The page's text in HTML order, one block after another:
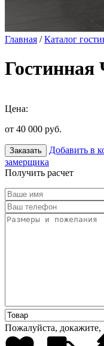
Главная /Каталог
Гостинная
Цена:
от 40 000 руб.
Заказать Добавить в
замерщика
Получить расчет
Пожалуйста, докажите,